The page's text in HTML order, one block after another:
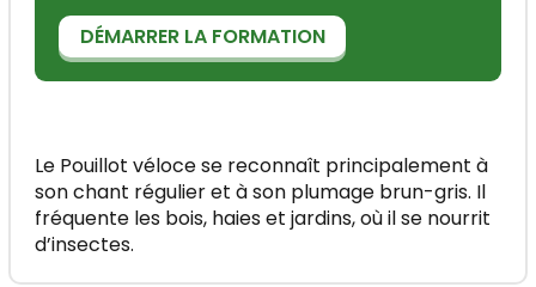
DÉMARRER LA FORMATION
Le Pouillot véloce se reconnaît principalement à
son chant régulier et à son plumage brun-gris. Il
fréquente les bois, haies et jardins, où il se nourrit
d’insectes.